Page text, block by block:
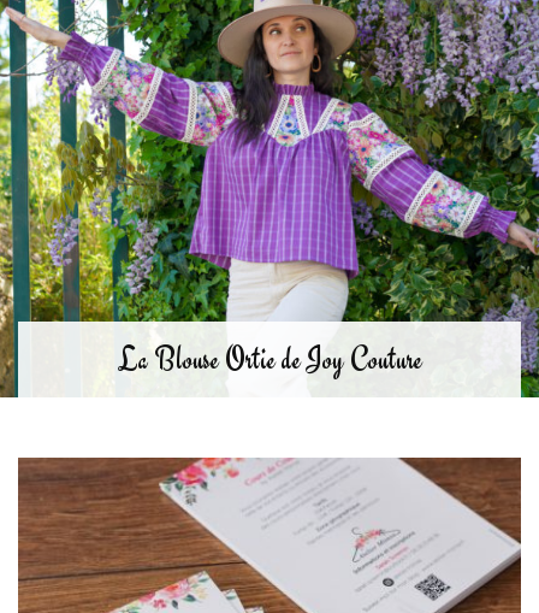
La Blouse Ortie de Joy Couture